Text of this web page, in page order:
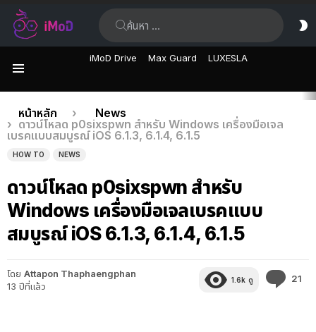
iMoD Drive Max Guard LUXESLA
เรื่อง
ล่าสุด
คุณอยู่ที่นี่:
หน้าหลัก
News
ดาวน์โหลด p0sixspwn สำหรับ Windows เครื่องมือเจล
เบรคแบบสมบูรณ์ iOS 6.1.3, 6.1.4, 6.1.5
HOW TO NEWS
ดาวน์โหลด p0sixspwn สำหรับ
Windows เครื่องมือเจลเบรคแบบ
สมบูรณ์ iOS 6.1.3, 6.1.4, 6.1.5
โดย Attapon Thaphaengphan
13 ปีที่แล้ว
1.6k ดู 21